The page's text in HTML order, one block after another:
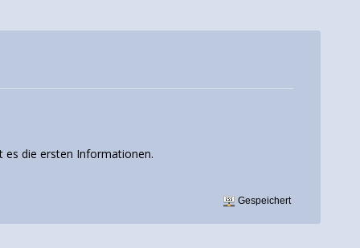
es die ersten Informationen.
Gespeichert